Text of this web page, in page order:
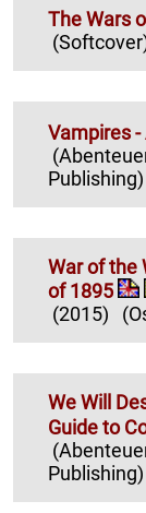
The Wars
Vampires -
Publishing)
War of the
of 1895
(2015)
We Will
Guide to
Publishing)